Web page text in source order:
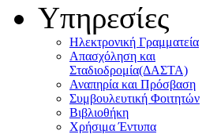
Υπηρεσίες
Ηλεκτρονική Γραμματεία
Απασχόληση και
Σταδιοδρομία(ΔΑΣΤΑ)
Αναπηρία και Πρόσβαση
Συμβουλευτική Φοιτητών
Βιβλιοθήκη
Χρήσιμα Έντυπα